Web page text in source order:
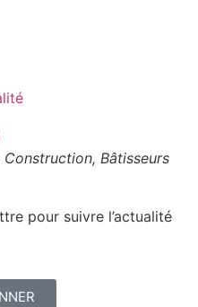
Bâtisseurs
pour suivre l’actualité